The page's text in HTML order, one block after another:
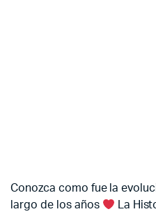
Conozca como fue la
largo de los años
La